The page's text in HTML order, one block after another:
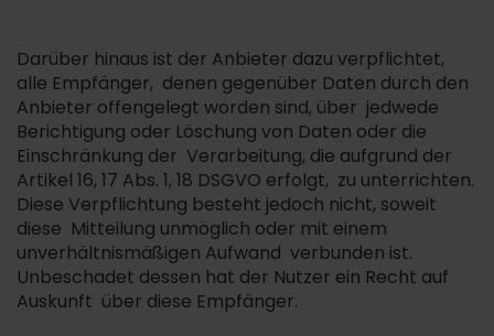
Darüber hinaus ist der Anbieter dazu verpflichtet,
alle Empfänger, denen gegenüber Daten durch den
Anbieter offengelegt worden sind, über jedwede
Berichtigung oder Löschung von Daten oder die
Einschränkung der Verarbeitung, die aufgrund der
Artikel 16, 17 Abs. 1, 18 DSGVO erfolgt, zu unterrichten.
Diese Verpflichtung besteht jedoch nicht, soweit
diese Mitteilung unmöglich oder mit einem
unverhältnismäßigen Aufwand verbunden ist.
Unbeschadet dessen hat der Nutzer ein Recht auf
Auskunft über diese Empfänger.